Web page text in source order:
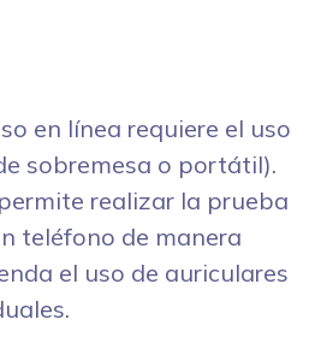
en línea requiere el uso
sobremesa o portátil).
realizar la prueba
teléfono de manera
el uso de auriculares